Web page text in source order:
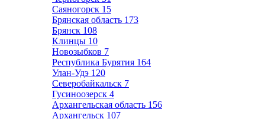
Саяногорск 15
Брянская область 173
Брянск 108
Клинцы 10
Новозыбков 7
Республика Бурятия 164
Улан-Удэ 120
Северобайкальск 7
Гусиноозерск 4
Архангельская область 156
Архангельск 107